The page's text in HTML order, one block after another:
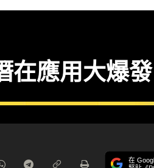
在應用大爆發
在